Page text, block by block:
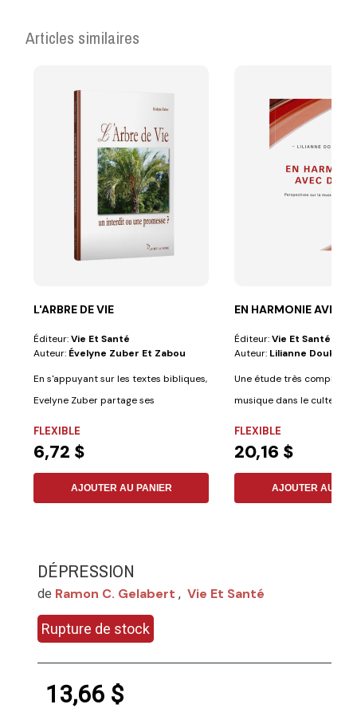
Articles similaires
L'ARBRE DE VIE
Éditeur:Vie Et Santé
Auteur: Évelyne Zuber Et Zabou
En s'appuyant sur les textes bibliques,
Evelyne Zuber partage ses
FLEXIBLE
6,72 $
AJOUTER AU PANIER
EN HARMONIE AVEC
Éditeur:Vie Et Santé
Auteur: Lilianne Doukhan
Une étude très complète
musique dans le culte.
FLEXIBLE
20,16 $
AJOUTER AU
DÉPRESSION
de Ramon C. Gelabert , Vie Et Santé
Rupture de stock
13,66 $